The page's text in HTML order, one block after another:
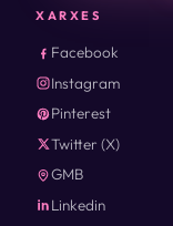
XARXES
Facebook
Instagram
Pinterest
Twitter (X)
GMB
Linkedin